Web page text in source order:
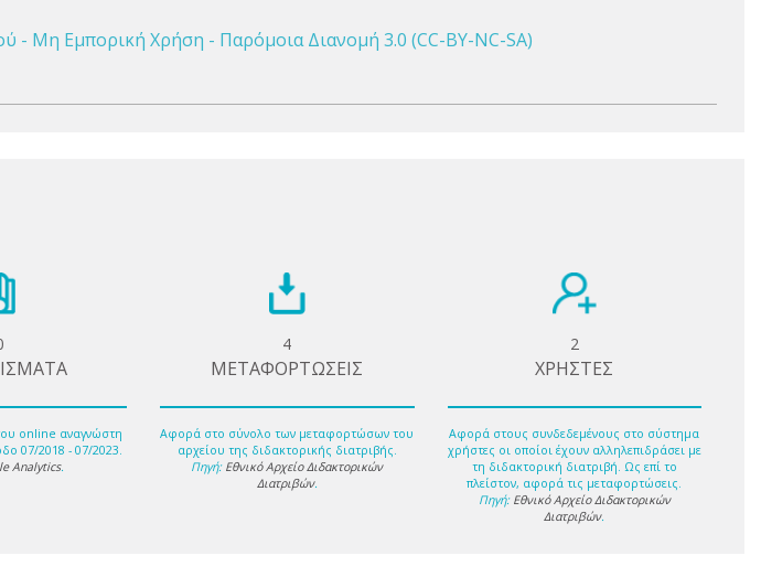
- Μη Εμπορική Χρήση - Παρόμοια Διανομή 3.0 (CC-BY-NC-SA)
online αναγνώστη
07/2018 - 07/2023.
Analytics.
4
ΜΕΤΑΦΟΡΤΩΣΕΙΣ
Αφορά στο σύνολο των μεταφορτώσων του
αρχείου της διδακτορικής διατριβής.
Πηγή: Εθνικό Αρχείο Διδακτορικών
Διατριβών.
2
ΧΡΗΣΤΕΣ
Αφορά στους συνδεδεμένους στο σύστημα
χρήστες οι οποίοι έχουν αλληλεπιδράσει με
τη διδακτορική διατριβή. Ως επί το
πλείστον, αφορά τις μεταφορτώσεις.
Πηγή: Εθνικό Αρχείο Διδακτορικών
Διατριβών.